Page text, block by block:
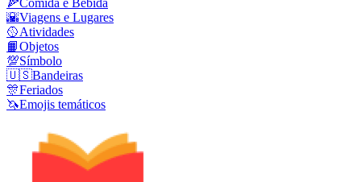
🍕Comida e Bebida
🌇Viagens e Lugares
🥎Atividades
📙Objetos
💯Símbolo
🇺🇸Bandeiras
🎊Feriados
🦄Emojis temáticos